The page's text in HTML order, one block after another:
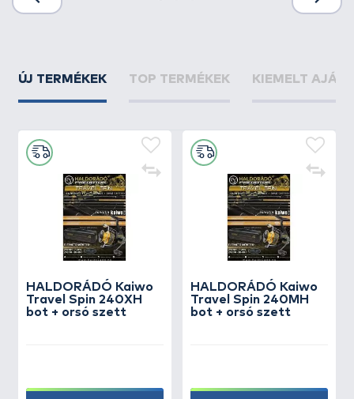
ÚJ TERMÉKEK TOP TERMÉKEK KIEMELT
HALDORÁDÓ Kaiwo
Travel Spin 240XH
bot + orsó szett
HALDORÁDÓ Kaiwo
Travel Spin 240MH
bot + orsó szett